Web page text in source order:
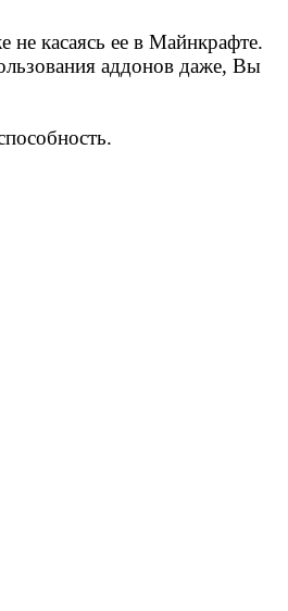
не касаясь ее в Майнкрафте.
аддонов даже, Вы